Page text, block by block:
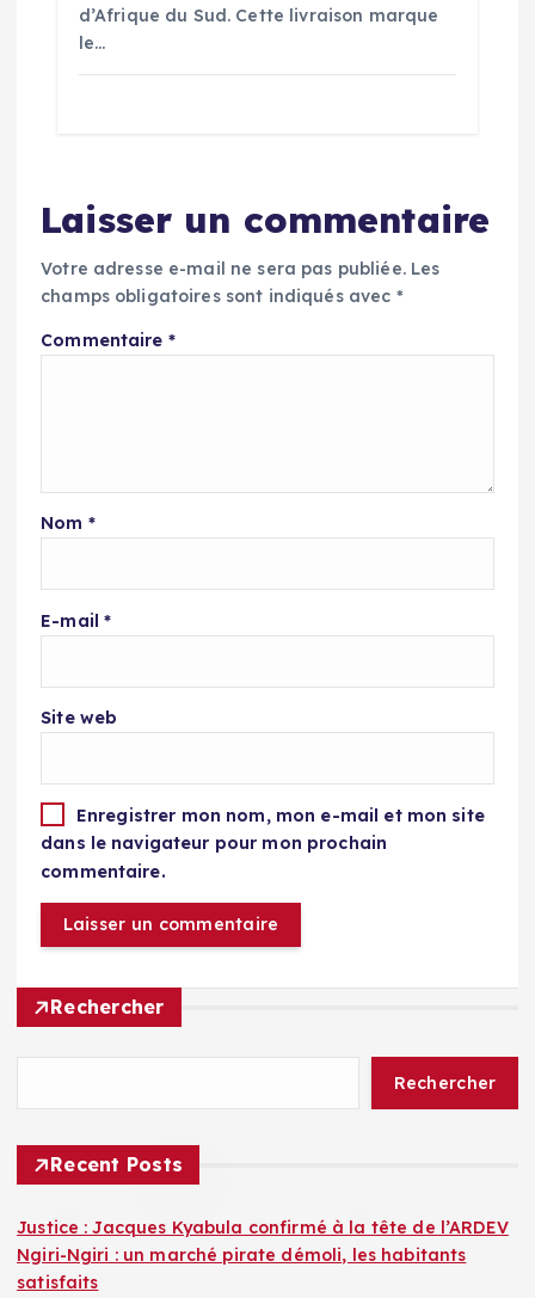
d’Afrique du Sud. Cette livraison marque
le…
Laisser un commentaire
Votre adresse e-mail ne sera pas publiée. Les
champs obligatoires sont indiqués avec *
Commentaire *
Nom *
E-mail*
Site web
Enregistrer mon nom, mon e-mail et mon site
dans le navigateur pour mon prochain
commentaire.
Rechercher
Rechercher
Recent Posts
Justice : Jacques Kyabula confirmé à la tête de l’ARDEV
Ngiri-Ngiri : un marché pirate démoli, les habitants
satisfaits